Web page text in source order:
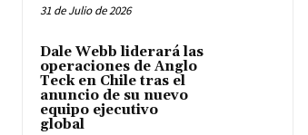
31 de Julio de 2026
Dale Webb liderará las
operaciones de Anglo
Teck en Chile tras el
anuncio de su nuevo
equipo ejecutivo
global